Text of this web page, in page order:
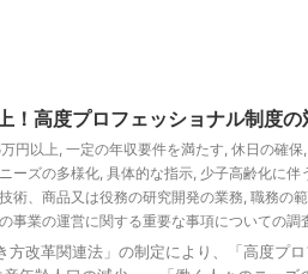
！高度プロフェッショナル制度
円以上, 一定の年収要件を満たす, 休日の確保,
ーズの多様化, 具体的な指示, 少子高齢化に伴
術、商品又は役務の研究開発の業務, 職務の
事業の運営に関する重要な事項についての調
方改革関連法」の制定により、「高度プ